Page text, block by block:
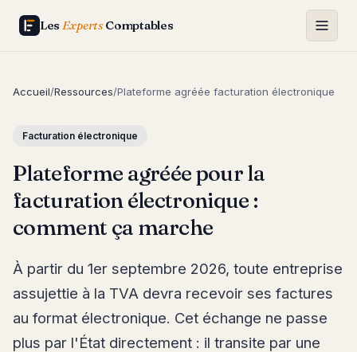
Les ExpertsComptables
Accueil/Ressources/Plateforme agréée facturation électronique
Facturation électronique
Plateforme agréée pour la
facturation électronique :
comment ça marche
À partir du 1er septembre 2026, toute entreprise
assujettie à la TVA devra recevoir ses factures
au format électronique. Cet échange ne passe
plus par l'État directement : il transite par une